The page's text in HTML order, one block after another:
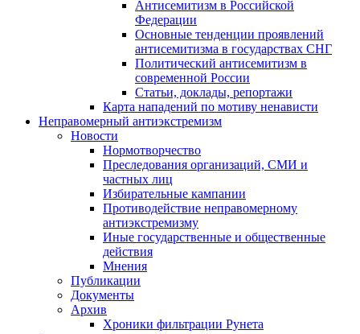
Антисемитизм в Российской
Федерации
Основные тенденции проявлений
антисемитизма в государствах СНГ
Политический антисемитизм в
современной России
Статьи, доклады, репортажи
Карта нападений по мотиву ненависти
Неправомерный антиэкстремизм
Новости
Нормотворчество
Преследования организаций, СМИ и
частных лиц
Избирательные кампании
Противодействие неправомерному
антиэкстремизму
Иные государственные и общественные
действия
Мнения
Публикации
Документы
Архив
Хроники фильтрации Рунета